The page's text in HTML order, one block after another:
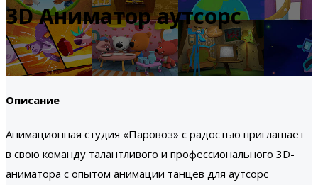
3D Аниматор аутсорс
Описание
Анимационная студия «Паровоз» с радостью приглашает
в свою команду талантливого и профессионального 3D-
аниматора с опытом анимации танцев для аутсорс